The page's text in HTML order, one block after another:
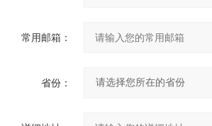
常用邮箱：
省份：